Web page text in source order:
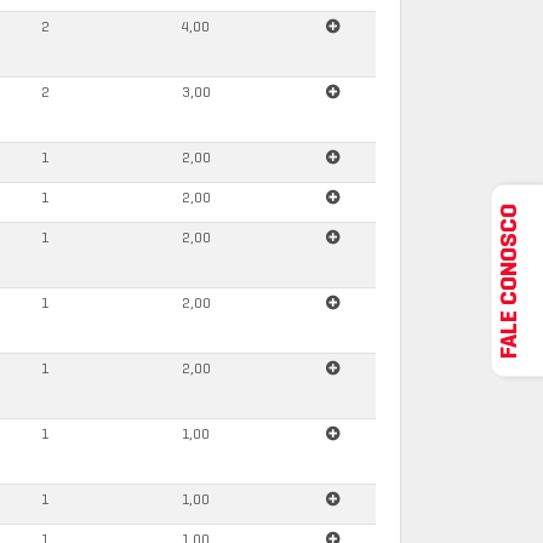
2 4,00
2 3,00
1 2,00
1 2,00
1 2,00
1 2,00
1 2,00
1 1,00
1 1,00
1 1,00
FALE CONOSCO